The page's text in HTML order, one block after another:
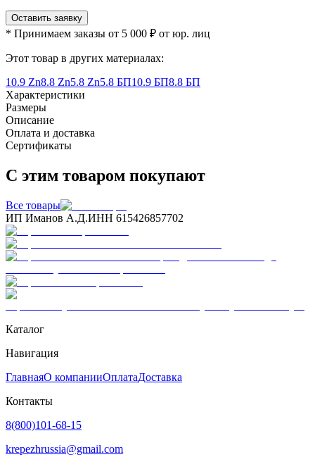
Оставить заявку
* Принимаем заказы от 5 000 ₽ от юр. лиц
Этот товар в других материалах:
10.9 Zn8.8 Zn5.8 Zn5.8 БП10.9 БП8.8 БП
Характеристики
Размеры
Описание
Оплата и доставка
Сертификаты
С этим товаром покупают
Все товары
ИП Иманов А.Д.ИНН 615426857702
Каталог
Навигация
ГлавнаяО компанииОплатаДоставка
Контакты
8(800)101-68-15
krepezhrussia@gmail.com